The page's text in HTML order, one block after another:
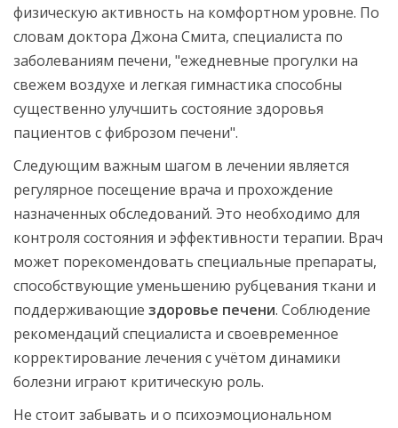
физическую активность на комфортном уровне. По
словам доктора Джона Смита, специалиста по
заболеваниям печени, "ежедневные прогулки на
свежем воздухе и легкая гимнастика способны
существенно улучшить состояние здоровья
пациентов с фиброзом печени".
Следующим важным шагом в лечении является
регулярное посещение врача и прохождение
назначенных обследований. Это необходимо для
контроля состояния и эффективности терапии. Врач
может порекомендовать специальные препараты,
способствующие уменьшению рубцевания ткани и
поддерживающие здоровье печени. Соблюдение
рекомендаций специалиста и своевременное
корректирование лечения с учётом динамики
болезни играют критическую роль.
Не стоит забывать и о психоэмоциональном